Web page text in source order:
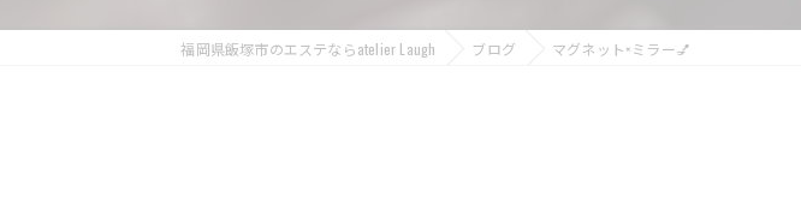
福岡県飯塚市のエステならatelier Laugh ブログ マグネット×ミラー💅